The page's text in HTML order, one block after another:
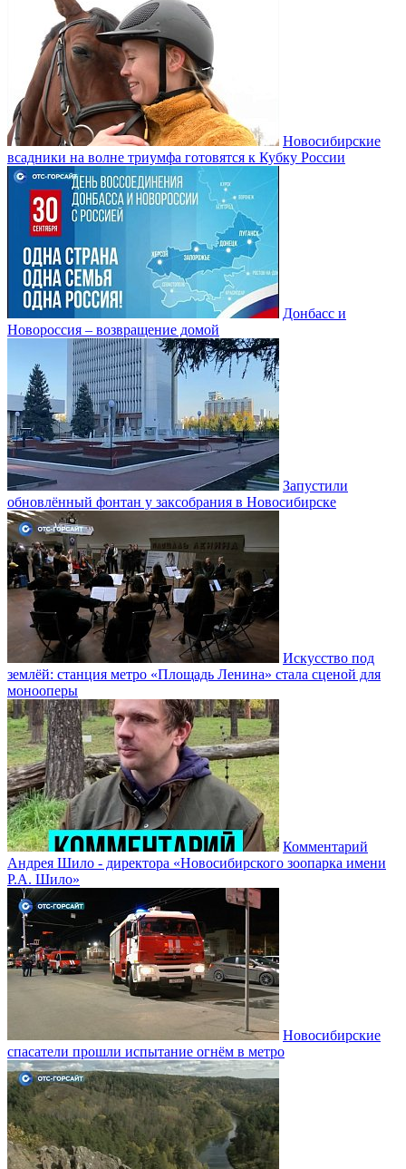
Новосибирские
всадники на волне триумфа готовятся к Кубку России
Донбасс и
Новороссия – возвращение домой
Запустили
обновлённый фонтан у заксобрания в Новосибирске
Искусство под
землёй: станция метро «Площадь Ленина» стала сценой для
монооперы
Комментарий
Андрея Шило - директора «Новосибирского зоопарка имени
Р.А. Шило»
Новосибирские
спасатели прошли испытание огнём в метро